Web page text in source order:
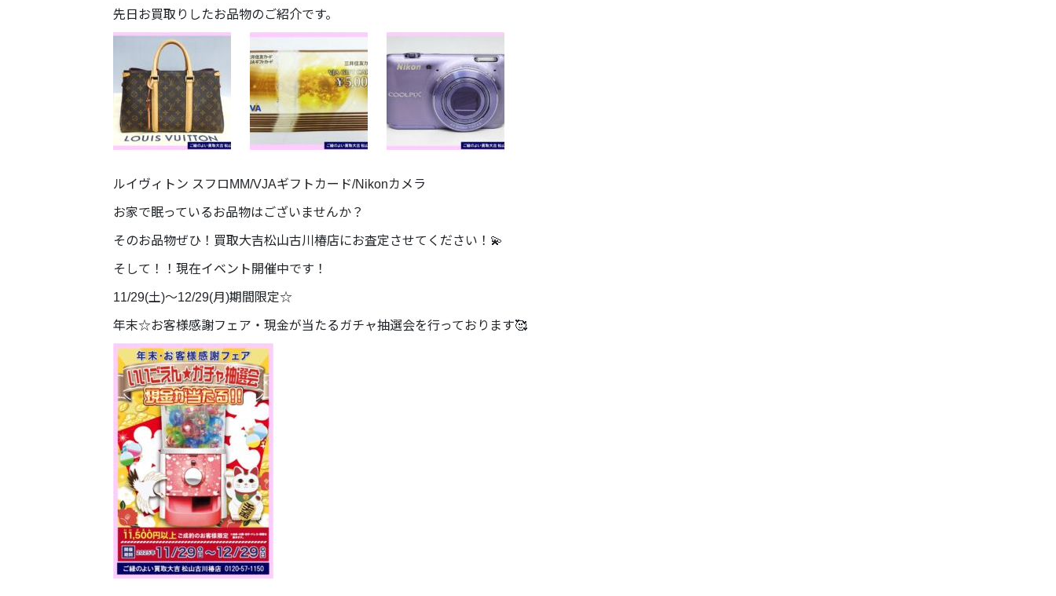
先日お買取りしたお品物のご紹介です。
ルイヴィトン スフロMM/VJAギフトカード/Nikonカメラ
お家で眠っているお品物はございませんか？
そのお品物ぜひ！買取大吉松山古川椿店にお査定させてください！💫
そして！！現在イベント開催中です！
11/29(土)～12/29(月)期間限定☆
年末☆お客様感謝フェア・現金が当たるガチャ抽選会を行っております🥰